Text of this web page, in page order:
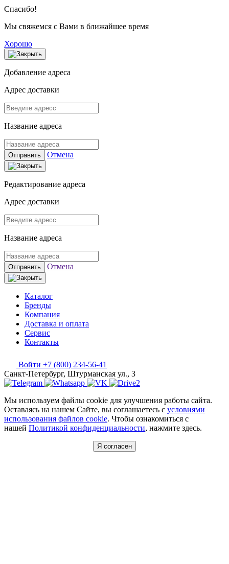
Спасибо!
Мы свяжемся с Вами в ближайшее время
Хорошо
Добавление адреса
Адрес доставки
Название адреса
Отправить Отмена
Редактирование адреса
Адрес доставки
Название адреса
Отправить Отмена
Каталог
Бренды
Компания
Доставка и оплата
Сервис
Контакты
Войти +7 (800) 234-56-41
Санкт-Петербург, Штурманская ул., 3
Мы используем файлы cookie для улучшения работы сайта.
Оставаясь на нашем Сайте, вы соглашаетесь с условиями
использования файлов cookie. Чтобы ознакомиться с
нашей Политикой конфиденциальности, нажмите здесь.
Я согласен